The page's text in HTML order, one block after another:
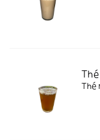
Thé